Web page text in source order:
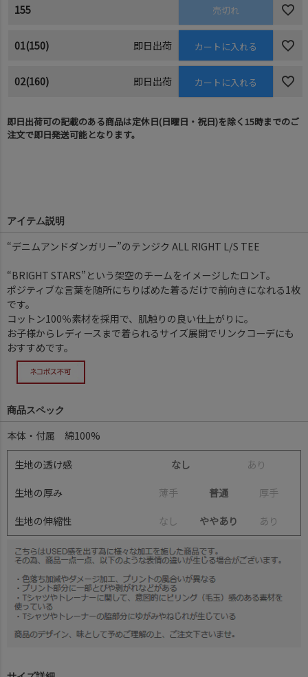
155 売切れ
01(150) 即日出荷 カートに入れる
02(160) 即日出荷 カートに入れる
即日出荷可の記載のある商品は定休日(日曜日・祝日)を除く15時までのご
注文で即日発送可能となります。
アイテム説明
“デニムアンドダンガリー”のテンジク ALL RIGHT L/S TEE
“BRIGHT STARS”という架空のチームをイメージしたロンT。
ポジティブな言葉を随所にちりばめた着るだけで前向きになれる1枚
です。
コットン100％素材を採用で、肌触りの良い仕上がりに。
お子様からレディースまで着られるサイズ展開でリンクコーデにも
おすすめです。
商品スペック
本体・付属 綿100%
生地の透け感 なし あ り
生地の厚み 薄手 普通 厚手
生地の伸縮性 な し ややあり あ り